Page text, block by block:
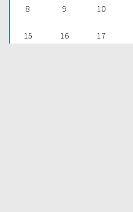
8 9 10
15 16 17